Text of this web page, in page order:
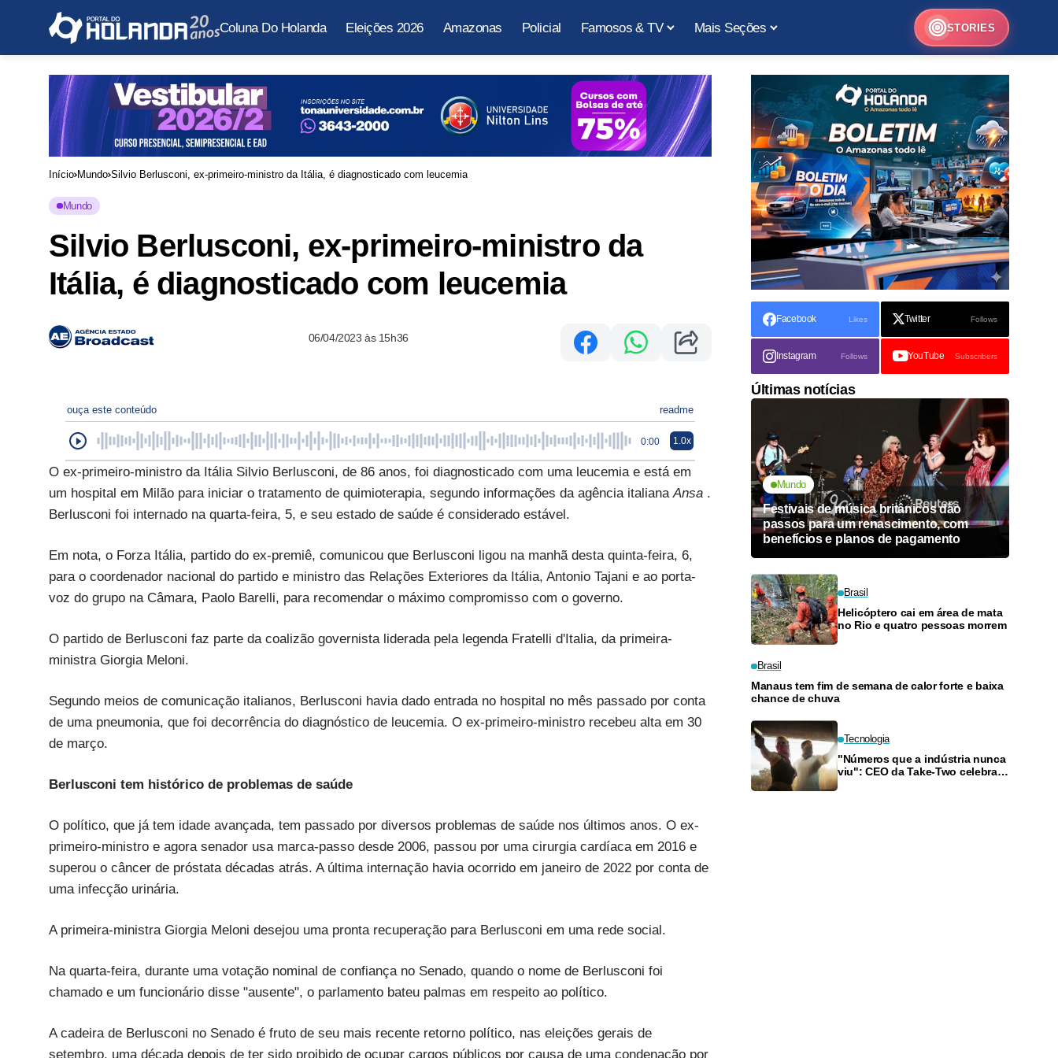
Coluna Do Holanda Eleições 2026 Amazonas Policial Famosos & TV Mais Seções STORIES
Início Mundo Silvio Berlusconi, ex-primeiro-ministro da Itália, é diagnosticado com leucemia
Mundo
Silvio Berlusconi, ex-primeiro-ministro da
Itália, é diagnosticado com leucemia
06/04/2023 às 15h36
ouça este conteúdo readme
0:00 1.0x
O ex-primeiro-ministro da Itália Silvio Berlusconi, de 86 anos, foi diagnosticado com uma leucemia e está em
um hospital em Milão para iniciar o tratamento de quimioterapia, segundo informações da agência italianaAnsa .
Berlusconi foi internado na quarta-feira, 5, e seu estado de saúde é considerado estável.
Em nota, o Forza Itália, partido do ex-premiê, comunicou que Berlusconi ligou na manhã desta quinta-feira, 6,
para o coordenador nacional do partido e ministro das Relações Exteriores da Itália, Antonio Tajani e ao porta-
voz do grupo na Câmara, Paolo Barelli, para recomendar o máximo compromisso com o governo.
O partido de Berlusconi faz parte da coalizão governista liderada pela legenda Fratelli d'Italia, da primeira-
ministra Giorgia Meloni.
Segundo meios de comunicação italianos, Berlusconi havia dado entrada no hospital no mês passado por conta
de uma pneumonia, que foi decorrência do diagnóstico de leucemia. O ex-primeiro-ministro recebeu alta em 30
de março.
Berlusconi tem histórico de problemas de saúde
O político, que já tem idade avançada, tem passado por diversos problemas de saúde nos últimos anos. O ex-
primeiro-ministro e agora senador usa marca-passo desde 2006, passou por uma cirurgia cardíaca em 2016 e
superou o câncer de próstata décadas atrás. A última internação havia ocorrido em janeiro de 2022 por conta de
uma infecção urinária.
A primeira-ministra Giorgia Meloni desejou uma pronta recuperação para Berlusconi em uma rede social.
Na quarta-feira, durante uma votação nominal de confiança no Senado, quando o nome de Berlusconi foi
chamado e um funcionário disse "ausente", o parlamento bateu palmas em respeito ao político.
A cadeira de Berlusconi no Senado é fruto de seu mais recente retorno político, nas eleições gerais de
setembro, uma década depois de ter sido proibido de ocupar cargos públicos por causa de uma condenação por
Facebook Likes Twitter Follows
Instagram Follows YouTube Subscribers
Últimas notícias
Mundo
Festivais de música britânicos dão
passos para um renascimento, com
benefícios e planos de pagamento
Brasil
Helicóptero cai em área de mata
no Rio e quatro pessoas morrem
Brasil
Manaus tem fim de semana de calor forte e baixa
chance de chuva
Tecnologia
"Números que a indústria nunca
viu": CEO da Take-Two celebra